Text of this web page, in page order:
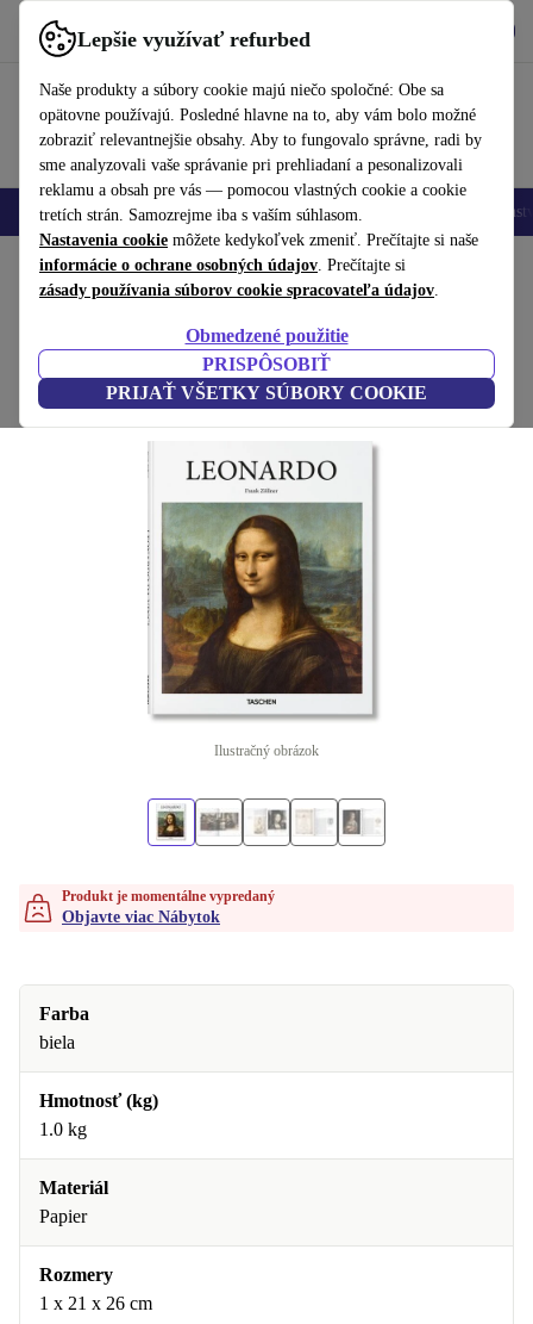
Lepšie využívať refurbed
Naše produkty a súbory cookie majú niečo spoločné: Obe sa
opätovne používajú. Posledné hlavne na to, aby vám bolo možné
zobraziť relevantnejšie obsahy. Aby to fungovalo správne, radi by
sme analyzovali vaše správanie pri prehliadaní a pesonalizovali
reklamu a obsah pre vás — pomocou vlastných cookie a cookie
tretích strán. Samozrejme iba s vaším súhlasom.
Nastavenia cookie môžete kedykoľvek zmeniť. Prečítajte si naše
informácie o ochrane osobných údajov. Prečítajte si
zásady používania súborov cookie spracovateľa údajov.
Obmedzené použitie
PRISPÔSOBIŤ
PRIJAŤ VŠETKY SÚBORY COOKIE
používať refurbed rýchlo a jednoducho
Mobilné telefóny Laptopy Tablety Inteligentné hodinky
Domov Produkty Domácnosť Nábytok
Leonardo kniha
biela
(Zbieranie recenzií)
Ilustračný obrázok
Produkt je momentálne vypredaný
Objavte viac Nábytok
Farba
biela
Hmotnosť (kg)
1.0 kg
Materiál
Papier
Rozmery
1 x 21 x 26 cm